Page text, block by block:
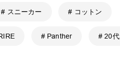
# スニーカー # コットン
# Panther # 20代